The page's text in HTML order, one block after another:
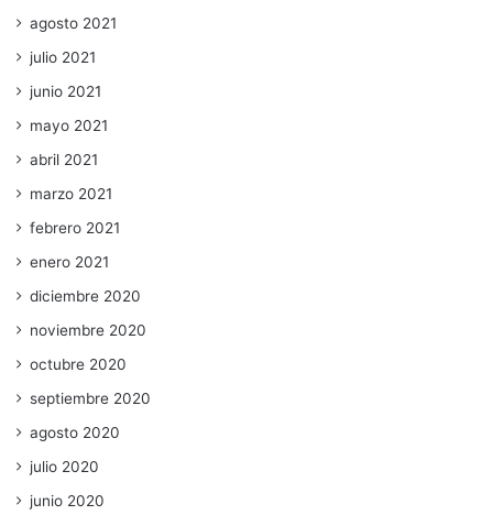
agosto 2021
julio 2021
junio 2021
mayo 2021
abril 2021
marzo 2021
febrero 2021
enero 2021
diciembre 2020
noviembre 2020
octubre 2020
septiembre 2020
agosto 2020
julio 2020
junio 2020